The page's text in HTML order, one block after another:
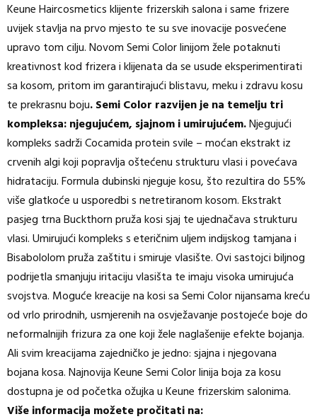
Keune Haircosmetics klijente frizerskih salona i same frizere
uvijek stavlja na prvo mjesto te su sve inovacije posvećene
upravo tom cilju. Novom Semi Color linijom žele potaknuti
kreativnost kod frizera i klijenata da se usude eksperimentirati
sa kosom, pritom im garantirajući blistavu, meku i zdravu kosu
te prekrasnu boju. Semi Color razvijen je na temelju tri
kompleksa: njegujućem, sjajnom i umirujućem.Njegujući
kompleks sadrži Cocamida protein svile – moćan ekstrakt iz
crvenih algi koji popravlja oštećenu strukturu vlasi i povećava
hidrataciju. Formula dubinski njeguje kosu, što rezultira do 55%
više glatkoće u usporedbi s netretiranom kosom. Ekstrakt
pasjeg trna Buckthorn pruža kosi sjaj te ujednačava strukturu
vlasi. Umirujući kompleks s eteričnim uljem indijskog tamjana i
Bisabololom pruža zaštitu i smiruje vlasište. Ovi sastojci biljnog
podrijetla smanjuju iritaciju vlasišta te imaju visoka umirujuća
svojstva. Moguće kreacije na kosi sa Semi Color nijansama kreću
od vrlo prirodnih, usmjerenih na osvježavanje postojeće boje do
neformalnijih frizura za one koji žele naglašenije efekte bojanja.
Ali svim kreacijama zajedničko je jedno: sjajna i njegovana
bojana kosa. Najnovija Keune Semi Color linija boja za kosu
dostupna je od početka ožujka u Keune frizerskim salonima.
Više informacija možete pročitati na: